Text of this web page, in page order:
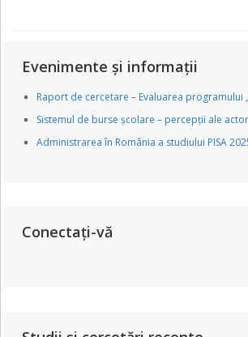
Evenimente și informații
Raport de cercetare – Evaluarea programului
Sistemul de burse școlare – percepții ale
Administrarea în România a studiului PISA
Conectați-vă